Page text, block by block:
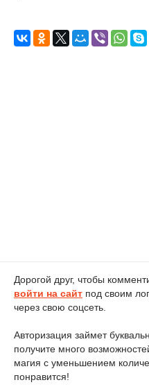
Дорогой друг, чтобы
войти на сайт под своим
через свою соцсеть.
Авторизация займет
получите много
магия с уменьшением
понравится!